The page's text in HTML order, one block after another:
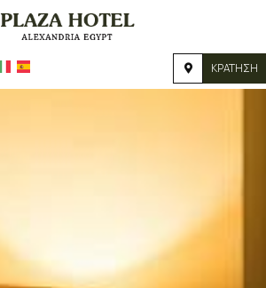
ΚΡΆΤΗΣΗ